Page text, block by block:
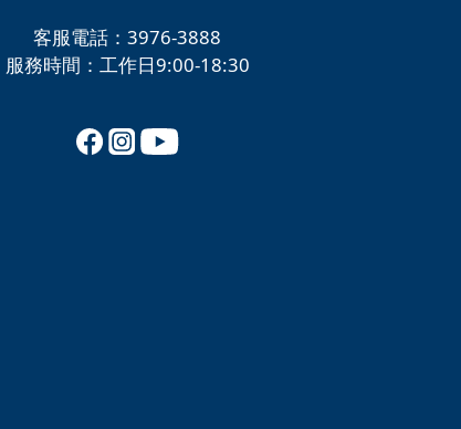
客服電話：3976-3888
服務時間：工作日9:00-18:30